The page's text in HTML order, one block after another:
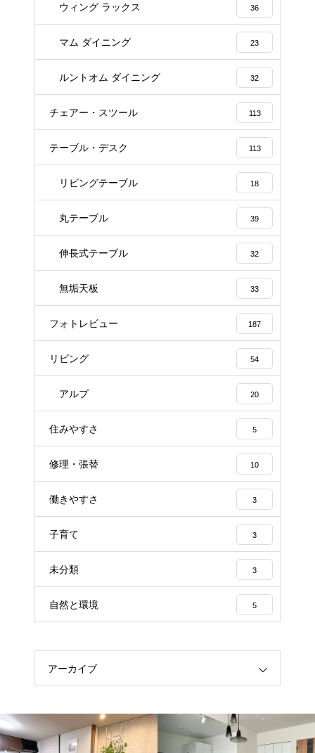
ウィング ラックス 36
マム ダイニング 23
ルントオム ダイニング 32
チェアー・スツール 113
テーブル・デスク 113
リビングテーブル 18
丸テーブル 39
伸長式テーブル 32
無垢天板 33
フォトレビュー 187
リビング 54
アルプ 20
住みやすさ 5
修理・張替 10
働きやすさ 3
子育て 3
未分類 3
自然と環境 5
アーカイブ